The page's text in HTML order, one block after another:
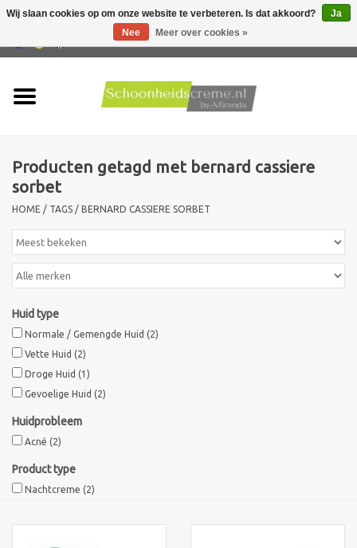
Producten
Huidproblemen
Mannen verzorging
Nieuw !!
Sothys Paris
Mila d'Opiz
Bernard cassiere
Pascaud
Producten getagd met bernard cassiere
sorbet
HOME / TAGS / BERNARD CASSIERE SORBET
Huid type
Normale / Gemengde Huid (2)
Vette Huid (2)
Droge Huid (1)
Gevoelige Huid (2)
Huidprobleem
Acné (2)
Product type
Nachtcreme (2)
Wij slaan cookies op om onze website te verbeteren. Is dat akkoord?
Ja
Nee
Meer over cookies »